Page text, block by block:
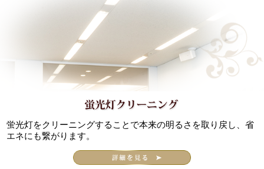
蛍光灯をクリーニングすることで本来の明るさを取り戻し、省
エネにも繋がります。